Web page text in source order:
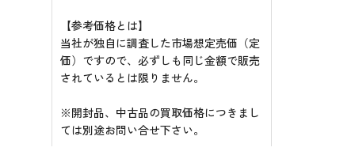
【参考価格とは】
当社が独自に調査した市場想定売価（定
価）ですので、必ずしも同じ金額で販売
されているとは限りません。
※開封品、中古品の買取価格につきまし
ては別途お問い合せ下さい。